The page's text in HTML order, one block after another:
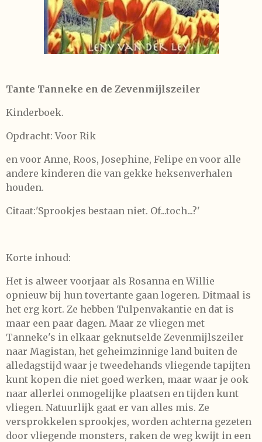
Tante Tanneke en de Zevenmijlszeiler
Kinderboek.
Opdracht: Voor Rik
en voor Anne, Roos, Josephine, Felipe en voor alle
andere kinderen die van gekke heksenverhalen
houden.
Citaat:'Sprookjes bestaan niet. Of...toch...?'
Korte inhoud:
Het is alweer voorjaar als Rosanna en Willie
opnieuw bij hun tovertante gaan logeren. Ditmaal is
het erg kort. Ze hebben Tulpenvakantie en dat is
maar een paar dagen. Maar ze vliegen met
Tanneke's in elkaar geknutselde Zevenmijlszeiler
naar Magistan, het geheimzinnige land buiten de
alledagstijd waar je tweedehands vliegende tapijten
kunt kopen die niet goed werken, maar waar je ook
naar allerlei onmogelijke plaatsen en tijden kunt
vliegen. Natuurlijk gaat er van alles mis. Ze
versprokkelen sprookjes, worden achterna gezeten
door vliegende monsters, raken de weg kwijt in een